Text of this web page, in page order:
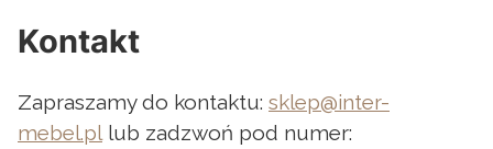
Kontakt
Zapraszamy do kontaktu: sklep@inter-
mebel.pl lub zadzwoń pod numer: